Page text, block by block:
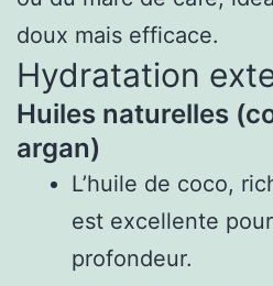
doux mais efficace.
Hydratation
Huiles naturelles
argan)
L’huile de coco,
est excellente
profondeur.